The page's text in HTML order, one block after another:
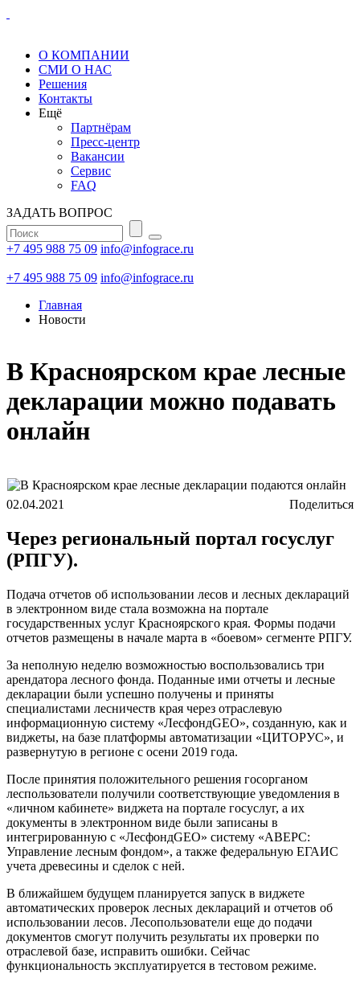
О КОМПАНИИ
СМИ О НАС
Решения
Контакты
Ещё
Партнёрам
Пресс-центр
Вакансии
Сервис
FAQ
ЗАДАТЬ ВОПРОС
+7 495 988 75 09 info@infograce.ru
+7 495 988 75 09 info@infograce.ru
Главная
Новости
В Красноярском крае лесные
декларации можно подавать
онлайн
02.04.2021 Поделиться
Через региональный портал госуслуг
(РПГУ).
Подача отчетов об использовании лесов и лесных деклараций
в электронном виде стала возможна на портале
государственных услуг Красноярского края. Формы подачи
отчетов размещены в начале марта в «боевом» сегменте РПГУ.
За неполную неделю возможностью воспользовались три
арендатора лесного фонда. Поданные ими отчеты и лесные
декларации были успешно получены и приняты
специалистами лесничеств края через отраслевую
информационную систему «ЛесфондGEO», созданную, как и
виджеты, на базе платформы автоматизации «ЦИТОРУС», и
развернутую в регионе с осени 2019 года.
После принятия положительного решения госорганом
леспользователи получили соответствующие уведомления в
«личном кабинете» виджета на портале госуслуг, а их
документы в электронном виде были записаны в
интегрированную с «ЛесфондGEO» систему «АВЕРС:
Управление лесным фондом», а также федеральную ЕГАИС
учета древесины и сделок с ней.
В ближайшем будущем планируется запуск в виджете
автоматических проверок лесных деклараций и отчетов об
использовании лесов. Лесопользователи еще до подачи
документов смогут получить результаты их проверки по
отраслевой базе, исправить ошибки. Сейчас
функциональность эксплуатируется в тестовом режиме.